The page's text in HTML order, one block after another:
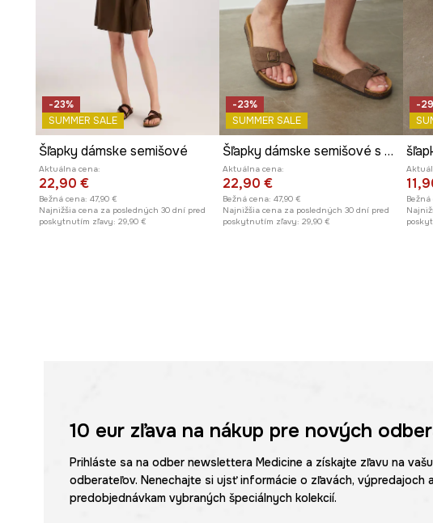
-23%
SUMMER SALE
Šľapky dámske semišové
Aktuálna cena:
22,90 €
Bežná cena: 47,90 €
Najnižšia cena za posledných 30 dní pred
poskytnutím zľavy: 29,90 €
-23%
SUMMER SALE
Šľapky dámske semišové s prackou
Aktuálna cena:
22,90 €
Bežná cena: 47,90 €
Najnižšia cena za posledných 30 dní pred
poskytnutím zľavy: 29,90 €
-
Bežná
10 eurzľava na nákup pre nových
Prihláste sa na odber newslettera Medicine a získajte zľavu na
odberateľov. Nenechajte si ujsť informácie o zľavách, výpredajoch
predobjednávkam vybraných špeciálnych kolekcií.